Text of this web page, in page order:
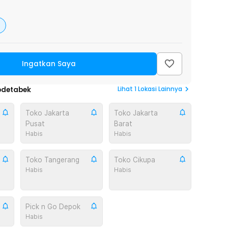
Ingatkan Saya
Lihat 1Lokasi Lainnya
Toko Jakarta
Pusat
Habis
Toko Jakarta
Barat
Habis
Toko Tangerang
Habis
Toko Cikupa
Habis
Pick n Go Depok
Habis